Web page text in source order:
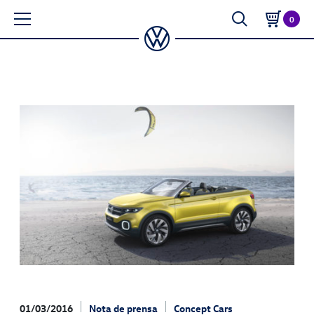
0
01/03/2016 Nota de prensa Concept Cars